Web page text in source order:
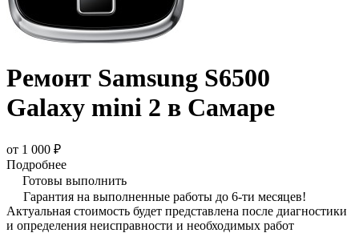
Ремонт Samsung S6500
Galaxy mini 2 в Самаре
от 1 000 ₽
Подробнее
Готовы выполнить
Гарантия на выполненные работы до 6-ти месяцев!
Актуальная стоимость будет представлена после диагностики
и определения неисправности и необходимых работ